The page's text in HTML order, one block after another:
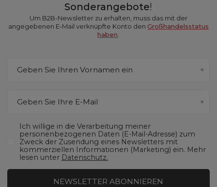
Sonderangebote!
Um B2B-Newsletter zu erhalten, muss das mit der
angegebenen E-Mail verknüpfte Konto den Großhandelsstatus
haben.
Geben Sie Ihren Vornamen ein
Geben Sie Ihre E-Mail
Ich willige in die Verarbeitung meiner
personenbezogenen Daten (E-Mail-Adresse) zum
Zweck der Zusendung eines Newsletters mit
kommerziellen Informationen (Marketing) ein. Mehr
lesen unter Datenschutz.
NEWSLETTER ABONNIEREN